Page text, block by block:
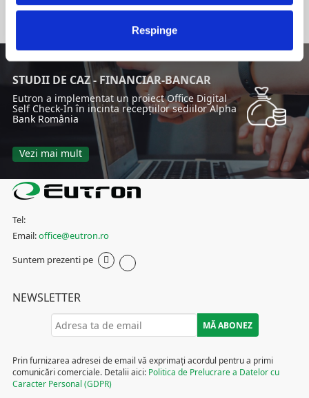
Respinge
Ne dorim să găsim împreună cea mai bună soluție.
CONTACTEAZĂ-NE
STUDII DE CAZ - FINANCIAR-BANCAR
Eutron a implementat un proiect Office Digital
Self Check-In în incinta recepțiilor sediilor Alpha
Bank România
Vezi mai mult
Tel:
Email:office@eutron.ro
Suntem prezenti pe
NEWSLETTER
Prin furnizarea adresei de email vă exprimați acordul pentru a primi
comunicări comerciale. Detalii aici: Politica de Prelucrare a Datelor cu
Caracter Personal (GDPR)